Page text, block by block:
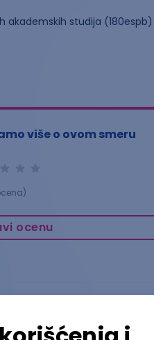
studija
više o ovom smeru
ocenu